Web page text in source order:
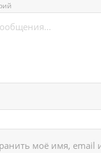
моё имя, email